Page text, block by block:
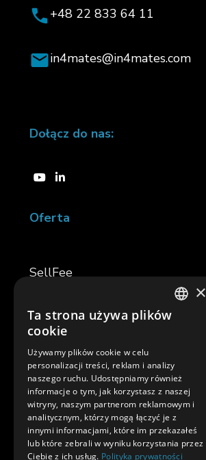
+48 22 833 64 11
in4mates@in4mates.com
Dołącz do nas:
Oferta
SellFee
TemplaR
Asystent TemplaR
Software Development
Apache Kafka
×
Ta strona używa plików
cookie
Używamy plików cookie w celu
personalizacji treści, reklam i analizy
naszego ruchu. Udostępniamy również
informacje o tym, jak korzystasz z naszej
witryny, naszym partnerom reklamowym i
analitycznym, którzy mogą łączyć je z
innymi informacjami, które im przekazałeś
lub które zebrali w wyniku korzystania przez
Ciebie z ich usług. Polityka prywatności